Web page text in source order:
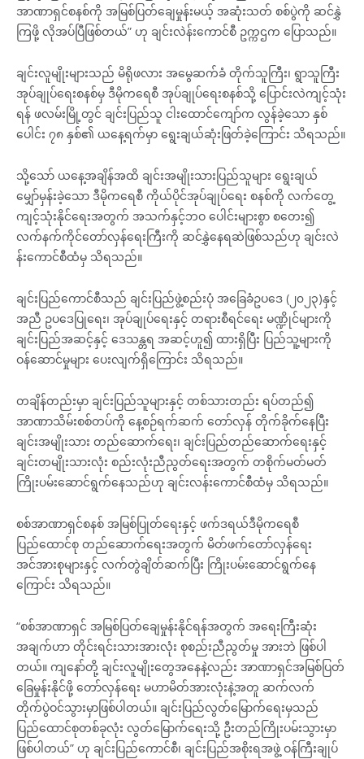
အာဏာရှင်စနစ်ကို အမြစ်ပြတ်ချေမှုန်းမယ့် အဆုံးသတ် စစ်ပွဲကို ဆင်နွှဲ
ကြဖို့ လိုအပ်ပြီဖြစ်တယ်” ဟု ချင်းလဲန်းကောင်စီ ဥက္ကဌက ပြောသည်။
ချင်းလူမျိုးများသည် မိရိုဖလား အမွေဆက်ခံ တိုက်သူကြီး၊ ရွာသူကြီး
အုပ်ချုပ်ရေးစနစ်မှ ဒီမိုကရေစီ အုပ်ချုပ်ရေးစနစ်သို့ ပြောင်းလဲကျင့်သုံး
ရန် ဖလမ်းမြို့တွင် ချင်းပြည်သူ ငါးထောင်ကျော်က လွန်ခဲ့သော နှစ်
ပေါင်း ၇၈ နှစ်၏ ယနေ့ရက်မှာ ရွေးချယ်ဆုံးဖြတ်ခဲ့ကြောင်း သိရသည်။
သို့သော် ယနေ့အချိန်အထိ ချင်းအမျိုးသားပြည်သူများ ရွေးချယ်
မျှော်မှန်းခဲ့သော ဒီမိုကရေစီ ကိုယ်ပိုင်အုပ်ချုပ်ရေး စနစ်ကို လက်တွေ့
ကျင့်သုံးနိုင်ရေးအတွက် အသက်နှင့်ဘဝ ပေါင်းများစွာ စတေး၍
လက်နက်ကိုင်တော်လှန်ရေးကြီးကို ဆင်နွှဲနေရဆဲဖြစ်သည်ဟု ချင်းလဲ
န်းကောင်စီထံမှ သိရသည်။
ချင်းပြည်ကောင်စီသည် ချင်းပြည်ဖွဲ့စည်းပုံ အခြေခံဥပဒေ (၂၀၂၃)နှင့်
အညီ ဥပဒေပြုရေး၊ အုပ်ချုပ်ရေးနှင့် တရားစီရင်ရေး မဏ္ဍိုင်များကို
ချင်းပြည်အဆင့်နှင့် ဒေသန္တရ အဆင့်ဟူ၍ ထားရှိပြီး ပြည်သူ့များကို
ဝန်ဆောင်မှုများ ပေးလျက်ရှိကြောင်း သိရသည်။
တချိန်တည်းမှာ ချင်းပြည်သူများနှင့် တစ်သားတည်း ရပ်တည်၍
အာဏာသိမ်းစစ်တပ်ကို နေ့စဉ်ရက်ဆက် တော်လှန် တိုက်ခိုက်နေပြီး
ချင်းအမျိုးသား တည်ဆောက်ရေး၊ ချင်းပြည်တည်ဆောက်ရေးနှင့်
ချင်းတမျိုးသားလုံး စည်းလုံးညီညွတ်‌ရေးအတွက် တစိုက်မတ်မတ်
ကြိုးပမ်းဆောင်ရွက်နေသည်ဟု ချင်းလန်းကောင်စီထံမှ သိရသည်။
စစ်အာဏာရှင်စနစ် အမြစ်ပြုတ်ရေးနှင့် ဖက်ဒရယ်ဒီမိုကရေစီ
ပြည်ထောင်စု တည်ဆောက်ရေးအတွက် မိတ်ဖက်တော်လှန်ရေး
အင်အားစုများနှင့် လက်တွဲချိတ်ဆက်ပြီး ကြိုးပမ်းဆောင်ရွက်နေ
ကြောင်း သိရသည်။
“စစ်အာဏာရှင် အမြစ်ပြတ်ချေမှုန်းနိုင်ရန်အတွက် အရေးကြီးဆုံး
အချက်ဟာ တိုင်းရင်းသားအားလုံး စုစည်းညီညွတ်မှု အားဘဲ ဖြစ်ပါ
တယ်။ ကျနော်တို့ ချင်းလူမျိုးတွေအနေနဲ့လည်း အာဏာရှင်အမြစ်ပြတ်
ခြေမှုန်းနိုင်ဖို့ တော်လှန်ရေး မဟာမိတ်အားလုံးနဲ့အတူ ဆက်လက်
တိုက်ပွဲဝင်သွားမှာဖြစ်ပါတယ်။ ချင်းပြည်လွတ်မြောက်ရေးမှသည်
ပြည်ထောင်စုတစ်ခုလုံး လွတ်မြောက်ရေးသို့ ဦးတည်ကြိုးပမ်းသွားမှာ
ဖြစ်ပါတယ်” ဟု ချင်းပြည်ကောင်စီ၊ ချင်းပြည်အစိုးရအဖွဲ့ ဝန်ကြီးချုပ်